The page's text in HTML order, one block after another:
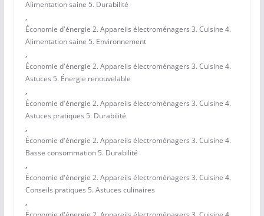
Alimentation saine 5. Durabilité
,
Économie d'énergie 2. Appareils électroménagers 3. Cuisine 4.
Alimentation saine 5. Environnement
,
Économie d'énergie 2. Appareils électroménagers 3. Cuisine 4.
Astuces 5. Énergie renouvelable
,
Économie d'énergie 2. Appareils électroménagers 3. Cuisine 4.
Astuces pratiques 5. Durabilité
,
Économie d'énergie 2. Appareils électroménagers 3. Cuisine 4.
Basse consommation 5. Durabilité
,
Économie d'énergie 2. Appareils électroménagers 3. Cuisine 4.
Conseils pratiques 5. Astuces culinaires
,